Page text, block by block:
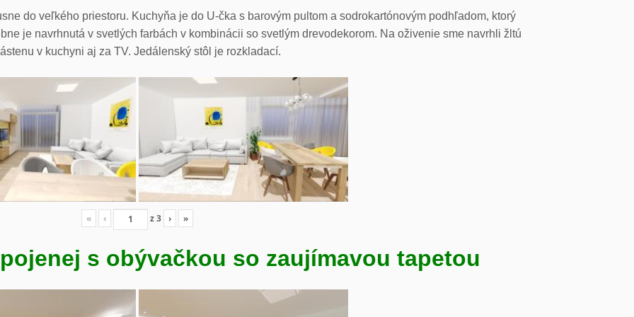
do veľkého priestoru. Kuchyňa je do U-čka s barovým pultom a sodrokartónovým podhľadom, ktorý
je navrhnutá v svetlých farbách v kombinácii so svetlým drevodekorom. Na oživenie sme navrhli žltú
v kuchyni aj za TV. Jedálenský stôl je rozkladací.
« ‹ z3 › »
s obývačkou so zaujímavou tapetou